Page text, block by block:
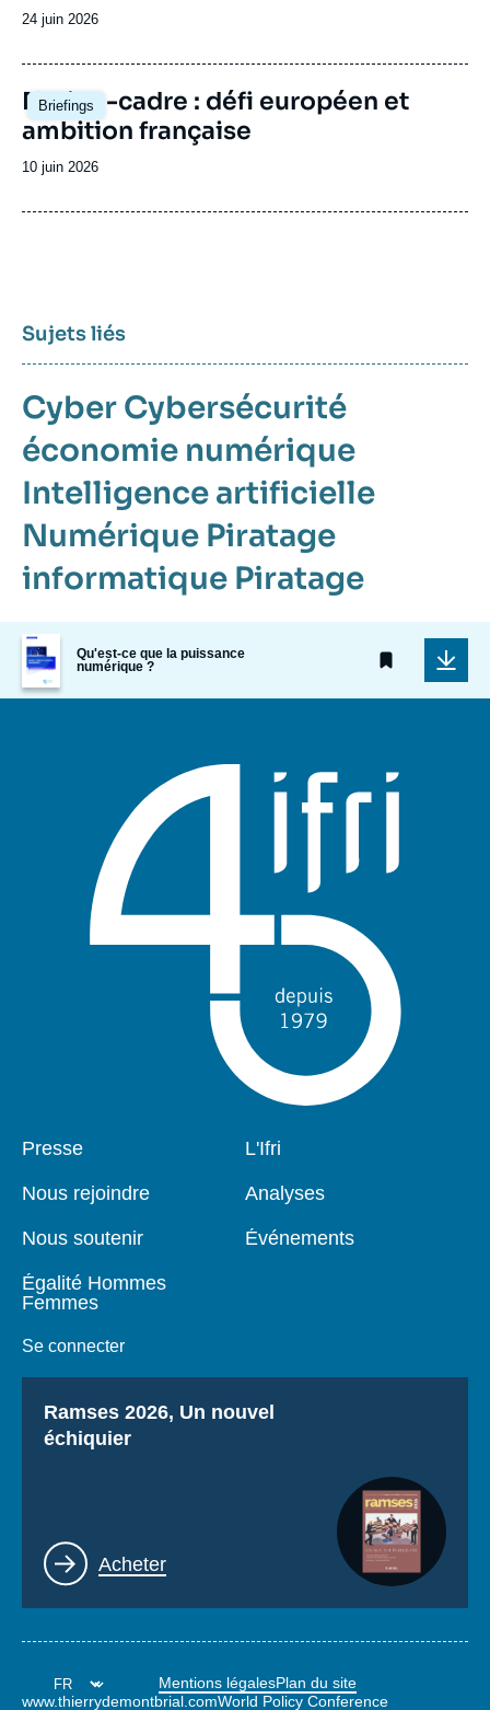
Date
publication
24 juin 2026
Briefings
Image
principale
Nation-cadre : défi européen et
ambition française
Date
publication
10 juin 2026
Sujets liés
Cyber Cybersécurité
économie numérique
Intelligence artificielle
Numérique Piratage
informatique Piratage
Image
de
couverture
de
Qu'est-ce que la puissance
numérique ?
Pied
Presse
Nous rejoindre
Nous soutenir
Égalité Hommes
Femmes
Se connecter
Navigation
L'Ifri
Analyses
Événements
Titre
Ramses 2026, Un nouvel
échiquier
Lien
Acheter
Mentions légalesPlan du site
www.thierrydemontbrial.comWorld Policy Conference